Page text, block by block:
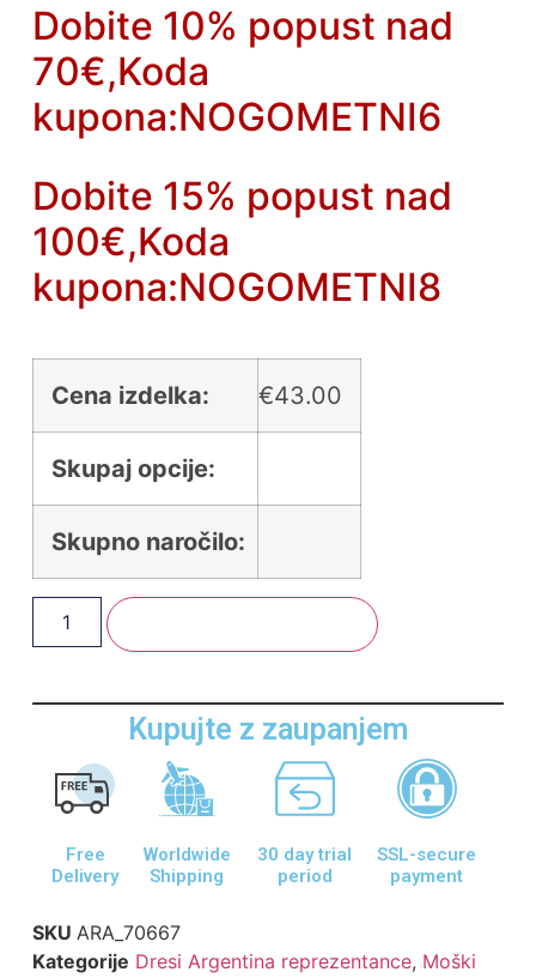
Dobite 10% popust nad
70€,Koda
kupona:NOGOMETNI6
Dobite 15% popust nad
100€,Koda
kupona:NOGOMETNI8
Cena izdelka: €43.00
Skupaj opcije:
Skupno naročilo:
Kupujte z zaupanjem
Free
Delivery
Worldwide
Shipping
30 day trial
period
SSL-secure
payment
SKU ARA_70667
Kategorije Dresi Argentina reprezentance, Moški